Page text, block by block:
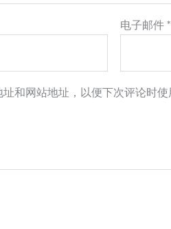
电子邮件*
和网站地址，以便下次评论时使